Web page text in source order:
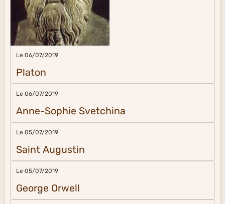
Le 06/07/2019
Platon
Le 06/07/2019
Anne-Sophie Svetchina
Le 05/07/2019
Saint Augustin
Le 05/07/2019
George Orwell